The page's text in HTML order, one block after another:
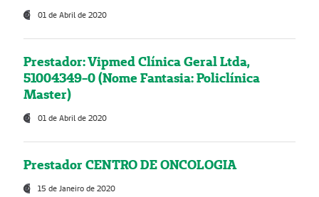
01 de Abril de 2020
Prestador: Vipmed Clínica Geral Ltda,
51004349-0 (Nome Fantasia: Policlínica
Master)
01 de Abril de 2020
Prestador CENTRO DE ONCOLOGIA
15 de Janeiro de 2020